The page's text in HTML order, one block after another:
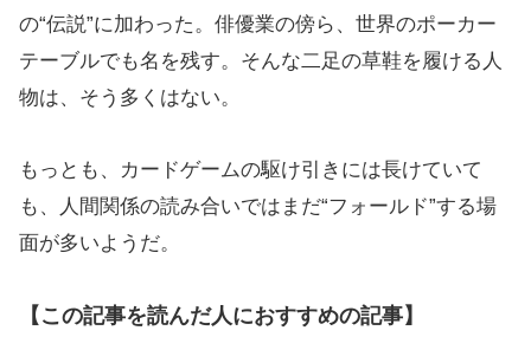
の“伝説”に加わった。俳優業の傍ら、世界のポーカー
テーブルでも名を残す。そんな二足の草鞋を履ける人
物は、そう多くはない。
もっとも、カードゲームの駆け引きには長けていて
も、人間関係の読み合いではまだ“フォールド”する場
面が多いようだ。
【この記事を読んだ人におすすめの記事】